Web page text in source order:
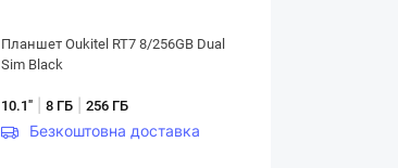
Планшет Oukitel RT7 8/256GB Dual
Sim Black
10.1" |8 ГБ |256 ГБ
Безкоштовна доставка